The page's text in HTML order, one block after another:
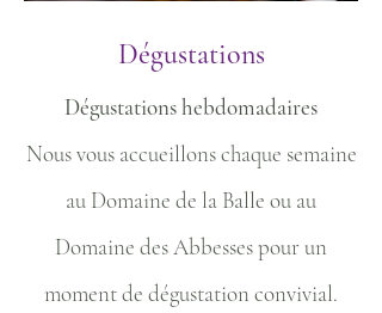
Dégustations
Dégustations hebdomadaires
Nous vous accueillons chaque semaine
au Domaine de la Balle ou au
Domaine des Abbesses pour un
moment de dégustation convivial.